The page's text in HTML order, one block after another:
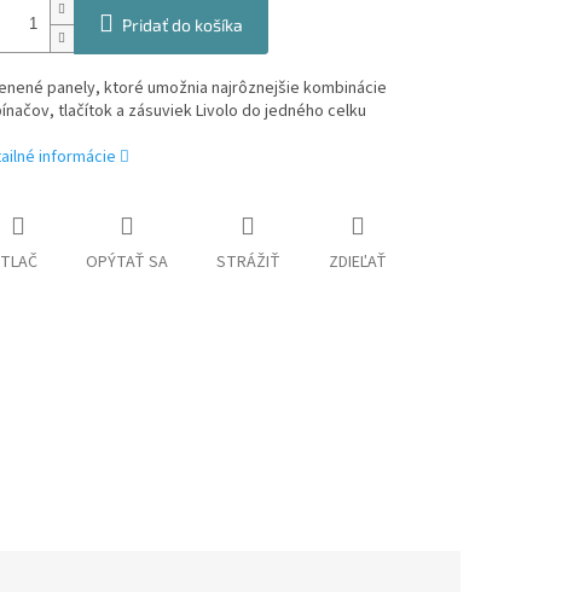
Pridať do košíka
panely, ktoré umožnia najrôznejšie kombinácie
tlačítok a zásuviek Livolo do jedného celku
informácie
TLAČ OPÝTAŤ SA STRÁŽIŤ ZDIEĽAŤ